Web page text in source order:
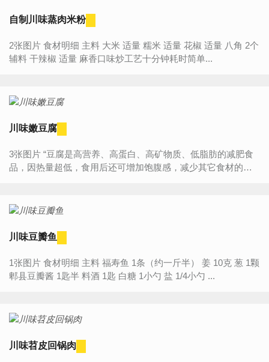
自制川味蒸肉米粉
2张图片 食材明细 主料 大米 适量 糯米 适量 花椒 适量 八角 2个
辅料 干辣椒 适量 麻香口味炒工艺十分钟耗时简单...
川味嫩豆腐
3张图片 “豆腐是高营养、高蛋白、高矿物质、低脂肪的减肥食
品，因热量超低，食用后还可增加饱腹感，减少其它食材的摄
川味豆瓣鱼
1张图片 食材明细 主料 福寿鱼 1条（约一斤半） 姜 10克 葱 1颗
郫县豆瓣酱 1匙半 料酒 1匙 白糖 1小勺 盐 1/4小勺 ...
川味苕皮回锅肉